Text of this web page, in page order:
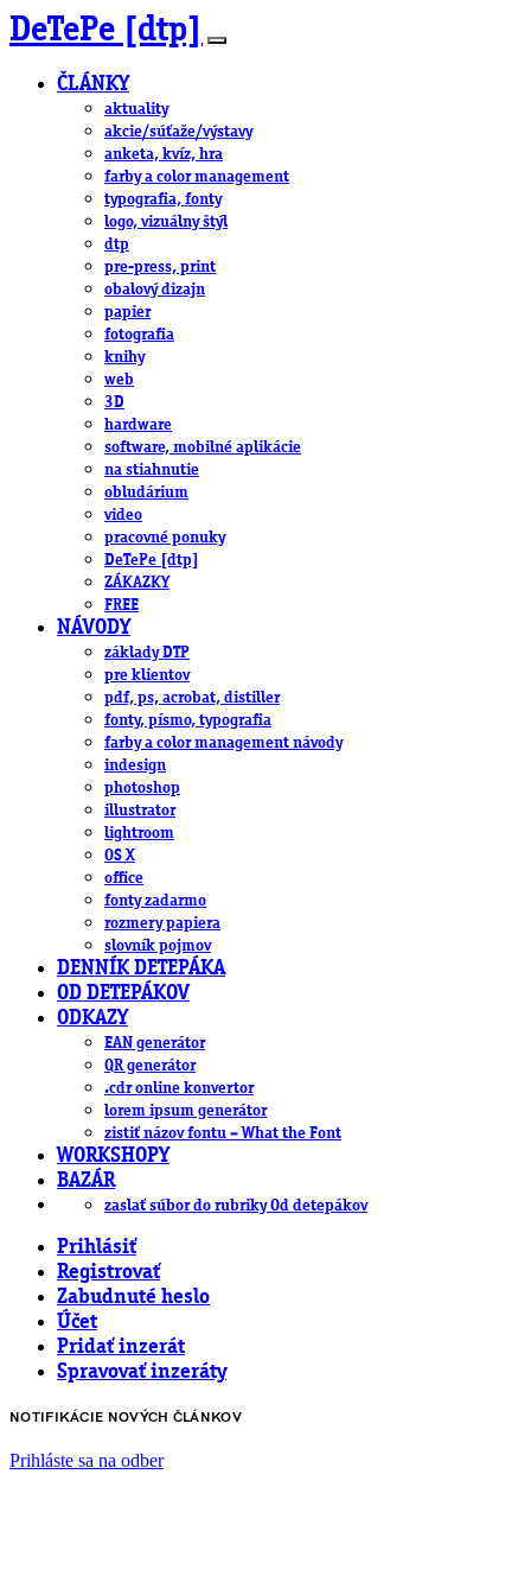
DeTePe [dtp]
ČLÁNKY
aktuality
akcie/súťaže/výstavy
anketa, kvíz, hra
farby a color management
typografia, fonty
logo, vizuálny štýl
dtp
pre-press, print
obalový dizajn
papier
fotografia
knihy
web
3D
hardware
software, mobilné aplikácie
na stiahnutie
obludárium
video
pracovné ponuky
DeTePe [dtp]
ZÁKAZKY
FREE
NÁVODY
základy DTP
pre klientov
pdf, ps, acrobat, distiller
fonty, písmo, typografia
farby a color management návody
indesign
photoshop
illustrator
lightroom
OS X
office
fonty zadarmo
rozmery papiera
slovník pojmov
DENNÍK DETEPÁKA
OD DETEPÁKOV
ODKAZY
EAN generátor
QR generátor
.cdr online konvertor
lorem ipsum generátor
zistiť názov fontu – What the Font
WORKSHOPY
BAZÁR
zaslať súbor do rubriky Od detepákov
Prihlásiť
Registrovať
Zabudnuté heslo
Účet
Pridať inzerát
Spravovať inzeráty
NOTIFIKÁCIE NOVÝCH ČLÁNKOV
Prihláste sa na odber